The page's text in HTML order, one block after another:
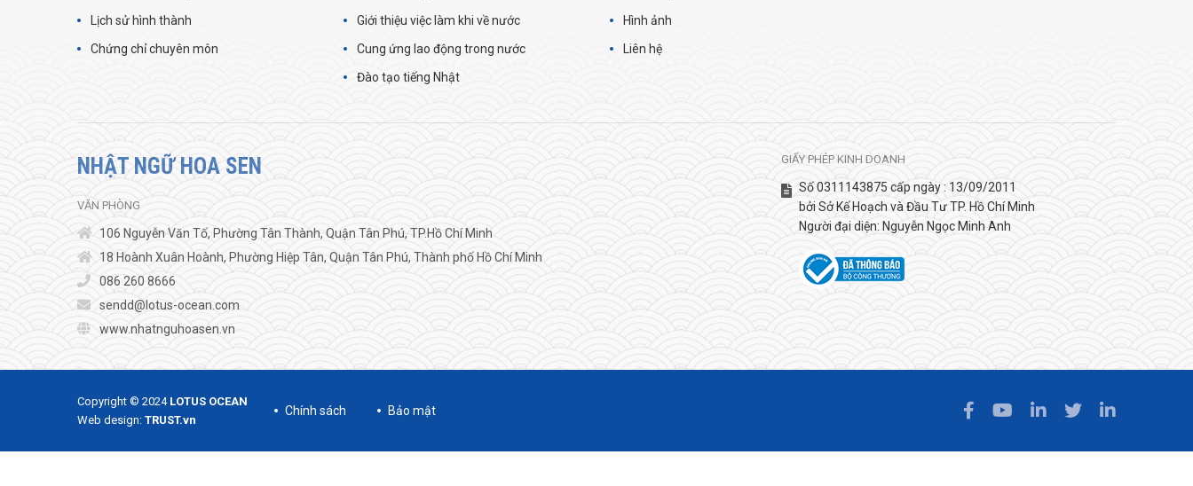
Lịch sử hình thành
Chứng chỉ chuyên môn
Giới thiệu việc làm khi về nước
Cung ứng lao động trong nước
Đào tạo tiếng Nhật
Hình ảnh
Liên hệ
NHẬT NGỮ HOA SEN
VĂN PHÒNG
106 Nguyễn Văn Tố, Phường Tân Thành, Quận Tân Phú, TP.Hồ Chí Minh
18 Hoành Xuân Hoành, Phường Hiệp Tân, Quận Tân Phú, Thành phố Hồ Chí Minh
086 260 8666
sendd@lotus-ocean.com
www.nhatnguhoasen.vn
GIẤY PHÉP KINH DOANH
Số 0311143875 cấp ngày : 13/09/2011
bởi Sở Kế Hoạch và Đầu Tư TP. Hồ Chí Minh
Người đại diện: Nguyễn Ngọc Minh Anh
Copyright © 2024 LOTUS OCEAN
Web design: TRUST.vn
Chính sách Bảo mật